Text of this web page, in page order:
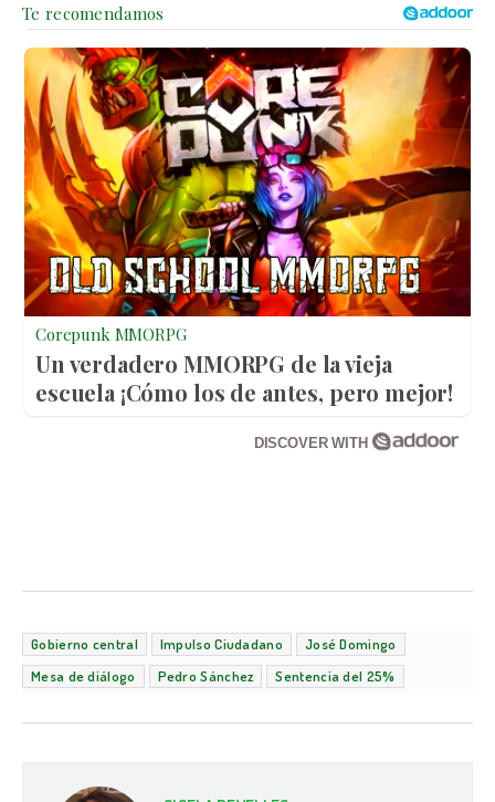
Corepunk MMORPG
Un verdadero MMORPG de la vieja
escuela ¡Cómo los de antes, pero mejor!
DISCOVER WITH
Gobierno central Impulso Ciudadano
José Domingo
Mesa de diálogo
Pedro Sánchez Sentencia del 25%